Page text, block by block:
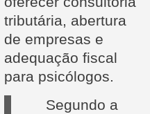
tributária, abertura
de empresas e
adequação fiscal
para psicólogos.
Segundo a